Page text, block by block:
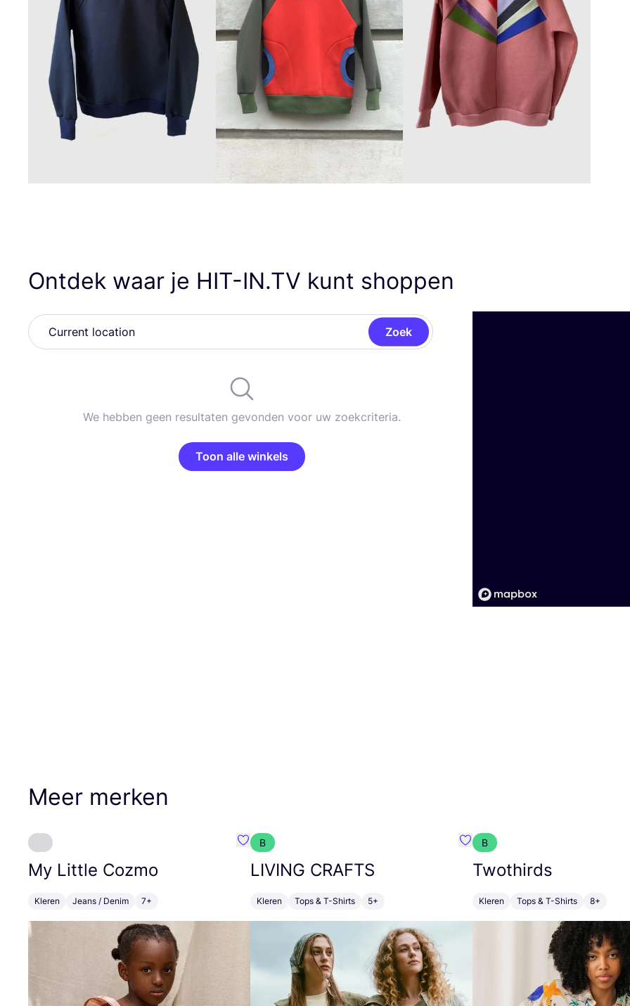
Ontdek waar je HIT​-IN​.TV kunt shoppen
Zoek
We hebben geen resultaten gevonden voor uw zoekcriteria.
Toon alle winkels
Meer merken
My Little Cozmo
Kleren Jeans / Denim 7+
Favoriete {naam}
B
LIVING CRAFTS
Kleren Tops & T-Shirts 5+
Favoriete {naam}
B
Twothirds
Kleren Tops & T-Shirts 8+